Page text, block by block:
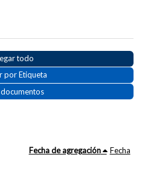
todo
por Etiqueta
Fecha de agregación Fecha